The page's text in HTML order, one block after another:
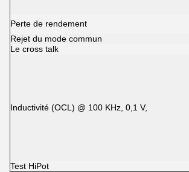
Perte de rendement
Rejet du mode commun
Le cross talk
Inductivité (OCL) @ 100 KHz, 0,1 V,
Test HiPot